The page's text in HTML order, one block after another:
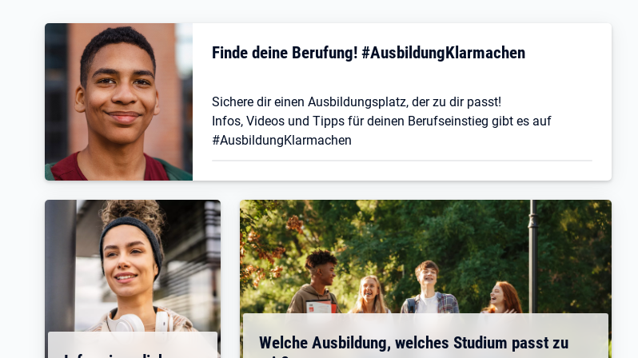
Finde deine Berufung! #AusbildungKlarmachen
Sichere dir einen Ausbildungsplatz, der zu dir passt!
Infos, Videos und Tipps für deinen Berufseinstieg gibt es auf
#AusbildungKlarmachen
Welche Ausbildung, welches Studium passt zu